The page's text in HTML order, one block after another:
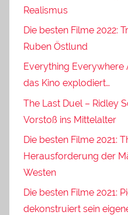
Realismus
Die besten Filme 2022:
Ruben Östlund
Everything Everywhere
das Kino explodiert…
The Last Duel – Ridley
Vorstoß ins Mittelalter
Die besten Filme 2021:
Herausforderung der
Westen
Die besten Filme 2021:
dekonstruiert sein